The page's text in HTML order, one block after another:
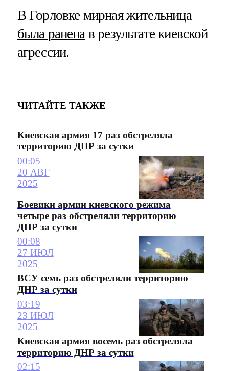
В Горловке мирная жительница
была раненав результате киевской
агрессии.
ЧИТАЙТЕ ТАКЖЕ
Киевская армия 17 раз обстреляла
территорию ДНР за сутки
00:05
20 АВГ
2025
Боевики армии киевского режима
четыре раз обстреляли территорию
ДНР за сутки
00:08
27 ИЮЛ
2025
ВСУ семь раз обстреляли территорию
ДНР за сутки
03:19
23 ИЮЛ
2025
Киевская армия восемь раз обстреляла
территорию ДНР за сутки
02:15